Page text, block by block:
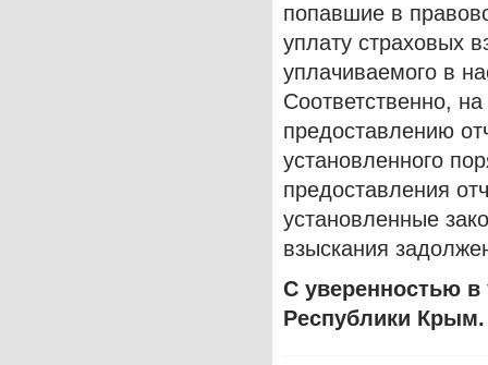
попавшие в
уплату страховых
уплачиваемого в
Соответственно,
предоставлению
установленного
предоставления
установленные
взыскания
С уверенностью
Республики Крым.